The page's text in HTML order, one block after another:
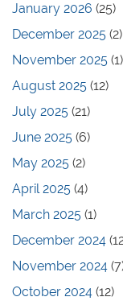
January 2026 (25)
December 2025 (2)
November 2025 (1)
August 2025 (12)
July 2025 (21)
June 2025 (6)
May 2025 (2)
April 2025 (4)
March 2025 (1)
December 2024
November 2024
October 2024 (12)